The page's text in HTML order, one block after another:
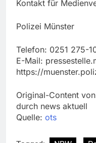
Kontakt für
Polizei Münster
Telefon: 0251 275-
E-Mail:
https://
Original-Content
durch news aktuell
Quelle: ots